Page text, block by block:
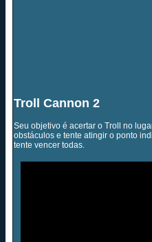
Troll Cannon 2
Seu objetivo é acertar o Troll no
obstáculos e tente atingir o ponto
tente vencer todas.